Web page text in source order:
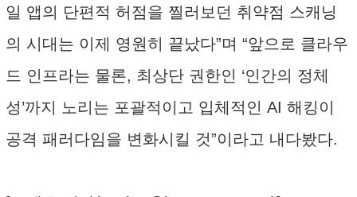
일 앱의 단편적 허점을 찔러보던 취약점 스캐닝
의 시대는 이제 영원히 끝났다”며 “앞으로 클라우
드 인프라는 물론, 최상단 권한인 ‘인간의 정체
성’까지 노리는 포괄적이고 입체적인 AI 해킹이
공격 패러다임을 변화시킬 것”이라고 내다봤다.